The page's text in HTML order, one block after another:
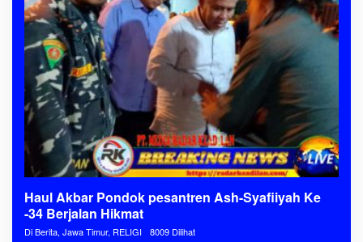
Haul Akbar Pondok pesantren Ash-Syafiiyah Ke
-34 Berjalan Hikmat
Di Berita, Jawa Timur, RELIGI 8009 Dilihat